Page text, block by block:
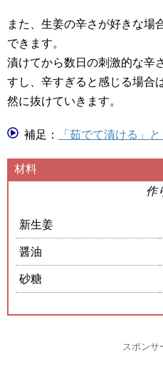
また、生姜の辛さが好きな場
できます。
漬けてから数日の刺激的な辛
すし、辛すぎると感じる場合
然に抜けていきます。
補足： 「茹でて漬ける」
材料
作
新生姜
醤油
砂糖
スポンサ